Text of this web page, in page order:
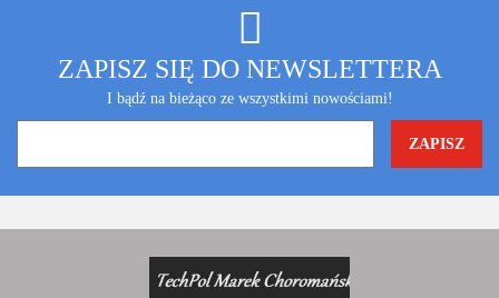
ZAPISZ SIĘ DO NEWSLETTERA
I bądź na bieżąco ze wszystkimi nowościami!